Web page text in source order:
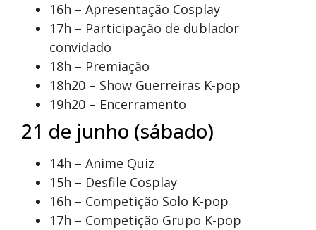
16h – Apresentação Cosplay
17h – Participação de dublador
convidado
18h – Premiação
18h20 – Show Guerreiras K-pop
19h20 – Encerramento
21 de junho (sábado)
14h – Anime Quiz
15h – Desfile Cosplay
16h – Competição Solo K-pop
17h – Competição Grupo K-pop